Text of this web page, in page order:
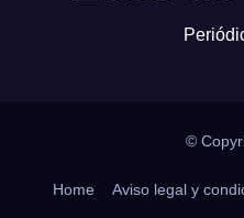
©
Home Aviso legal y